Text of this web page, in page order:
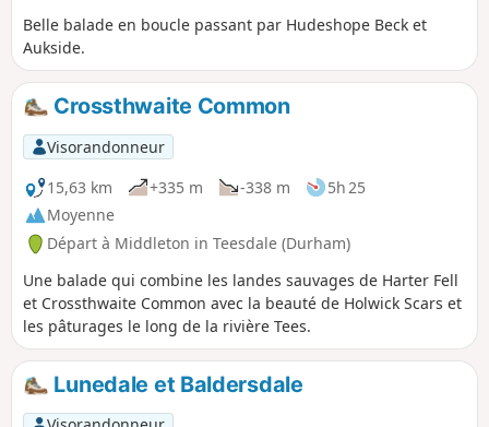
Belle balade en boucle passant par Hudeshope Beck et
Aukside.
Crossthwaite Common
Visorandonneur
15,63 km
+335 m -338 m
5h 25
Moyenne
Départ à Middleton in Teesdale (Durham)
Une balade qui combine les landes sauvages de Harter Fell
et Crossthwaite Common avec la beauté de Holwick Scars et
les pâturages le long de la rivière Tees.
Lunedale et Baldersdale